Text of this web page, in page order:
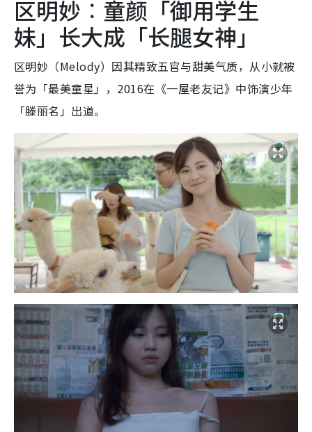
区明妙︰童颜「御用学生
妹」长大成「长腿女神」
区明妙（Melody）因其精致五官与甜美气质，从小就被
誉为「最美童星」，2016在《一屋老友记》中饰演少年
「滕丽名」出道。